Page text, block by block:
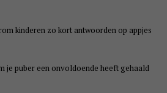
kinderen zo kort antwoorden op appjes
je puber een onvoldoende heeft gehaald